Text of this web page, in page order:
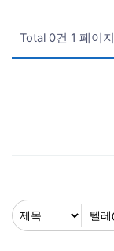
Total 0건 1 페이지